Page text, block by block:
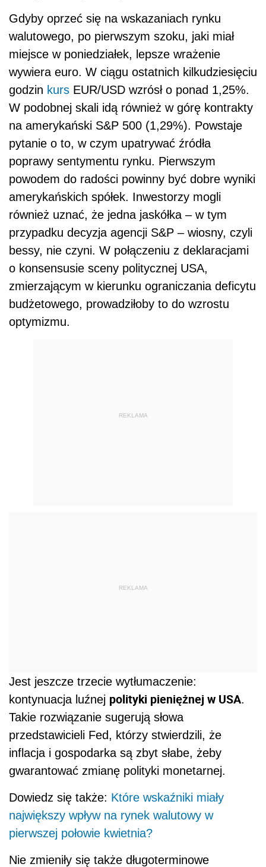
Gdyby oprzeć się na wskazaniach rynku
walutowego, po pierwszym szoku, jaki miał
miejsce w poniedziałek, lepsze wrażenie
wywiera euro. W ciągu ostatnich kilkudziesięciu
godzin kurs EUR/USD wzrósł o ponad 1,25%.
W podobnej skali idą również w górę kontrakty
na amerykański S&P 500 (1,29%). Powstaje
pytanie o to, w czym upatrywać źródła
poprawy sentymentu rynku. Pierwszym
powodem do radości powinny być dobre wyniki
amerykańskich spółek. Inwestorzy mogli
również uznać, że jedna jaskółka – w tym
przypadku decyzja agencji S&P – wiosny, czyli
bessy, nie czyni. W połączeniu z deklaracjami
o konsensusie sceny politycznej USA,
zmierzającym w kierunku ograniczania deficytu
budżetowego, prowadziłoby to do wzrostu
optymizmu.
REKLAMA
REKLAMA
Jest jeszcze trzecie wytłumaczenie:
kontynuacja luźnej polityki pieniężnej w USA.
Takie rozwiązanie sugerują słowa
przedstawicieli Fed, którzy stwierdzili, że
inflacja i gospodarka są zbyt słabe, żeby
gwarantować zmianę polityki monetarnej.
Dowiedz się także: Które wskaźniki miały
największy wpływ na rynek walutowy w
pierwszej połowie kwietnia?
Nie zmieniły się także długoterminowe